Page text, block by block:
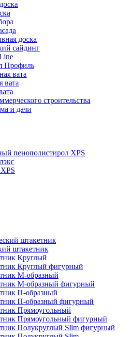
доска
сайдинг
Профиль
вата
строительства
и дачи
пенополистирол XPS
штакетник
Круглый
Круглый фигурный
М-образный
М-образный фигурный
П-образный
П-образный фигурный
Прямоугольный
Прямоугольный фигурный
Полукруглый Slim фигурный